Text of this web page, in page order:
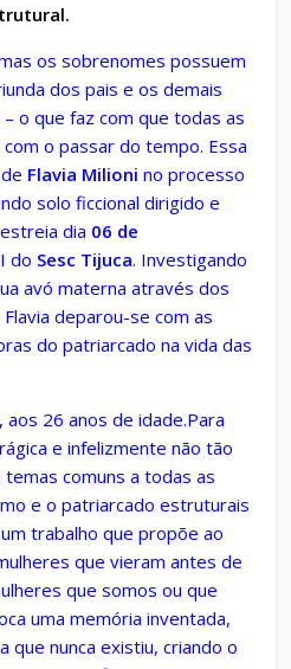
os sobrenomes possuem
dos pais e os demais
o que faz com que todas as
o passar do tempo. Essa
Flavia Milioni no processo
solo ficcional dirigido e
dia 06 de
do Sesc Tijuca. Investigando
avó materna através dos
deparou-se com as
do patriarcado na vida das
26 anos de idade.Para
e infelizmente não tão
comuns a todas as
e o patriarcado estruturais
trabalho que propõe ao
que vieram antes de
que somos ou que
uma memória inventada,
que nunca existiu, criando o